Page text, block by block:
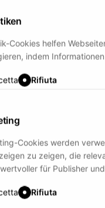
Cookies helfen
indem
Rifiuta
Cookies werden
zu zeigen, die
für Publisher
Rifiuta